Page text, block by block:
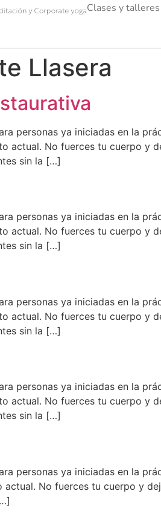
Clases y talleres
Llasera
personas ya iniciadas en la
actual. No fuerces tu cuerpo y
sin la […]
personas ya iniciadas en la
actual. No fuerces tu cuerpo y
sin la […]
personas ya iniciadas en la
actual. No fuerces tu cuerpo y
sin la […]
personas ya iniciadas en la
actual. No fuerces tu cuerpo y
sin la […]
personas ya iniciadas en la
actual. No fuerces tu cuerpo y